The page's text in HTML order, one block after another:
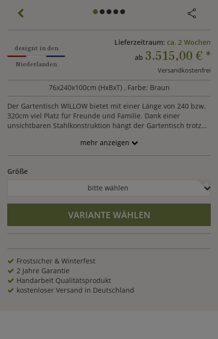
designt in den
Niederlanden
Lieferzeitraum: ca. 2 Wochen
ab 3.515,00 € *
Versandkostenfrei
76x240x100cm (HxBxT) , Farbe: Braun
Der Gartentisch WILLOW bietet mit einer Länge von 240 bzw.
320cm viel Platz für Freunde und Familie. Dank einer
unsichtbaren Stahlkonstruktion hängt der Gartentisch trotz
hochwertigem Teakholz gefertigt und überzeugt mit
erstklassiger Verarbeitung.
mehr anzeigen
Größe
bitte wählen
VARIANTE WÄHLEN
Frostsicher & Winterfest
2 Jahre Garantie
Handarbeit Qualitätsprodukt
kostenloser Versand in Deutschland